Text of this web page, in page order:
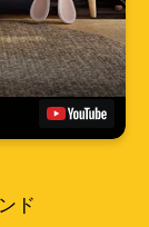
ド